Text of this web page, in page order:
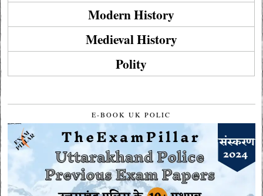
Modern History
Medieval History
Polity
E-BOOK UK POLIC